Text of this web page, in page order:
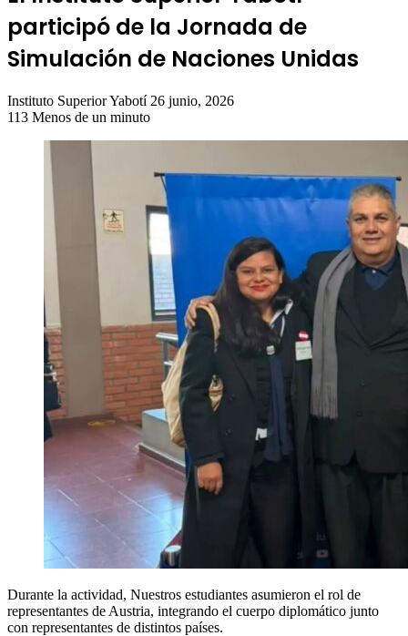
participó de la Jornada de
Simulación de Naciones Unidas
Instituto Superior Yabotí Send
an
26 junio, 2026
113 Menos de un minuto
Durante la actividad, Nuestros estudiantes asumieron el rol de
representantes de Austria, integrando el cuerpo diplomático junto
con representantes de distintos países.